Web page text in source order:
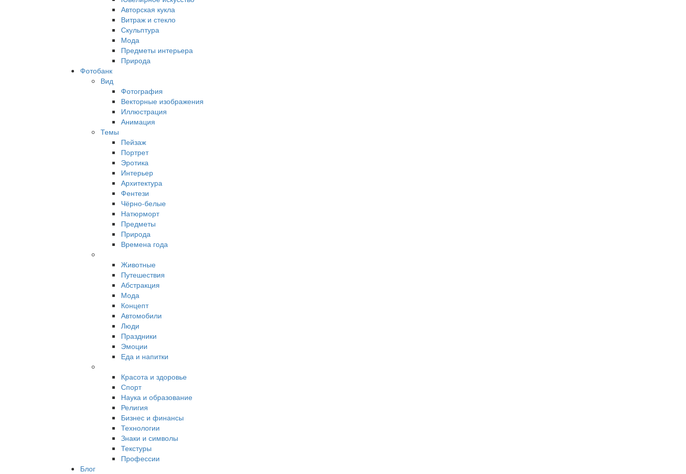
Авторская кукла
Витраж и стекло
Скульптура
Мода
Предметы интерьера
Природа
Фотобанк
Вид
Фотография
Векторные изображения
Иллюстрация
Анимация
Темы
Пейзаж
Портрет
Эротика
Интерьер
Архитектура
Фентези
Чёрно-белые
Натюрморт
Предметы
Природа
Времена года
Животные
Путешествия
Абстракция
Мода
Концепт
Автомобили
Люди
Праздники
Эмоции
Еда и напитки
Красота и здоровье
Спорт
Наука и образование
Религия
Бизнес и финансы
Технологии
Знаки и символы
Текстуры
Профессии
Блог